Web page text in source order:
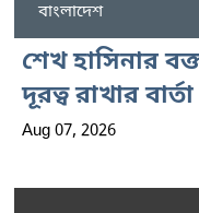
বাংলাদেশ
শেখ হাসিনার
দূরত্ব রাখার
Aug 07, 2026